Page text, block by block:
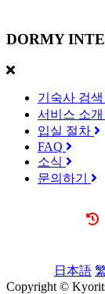
DORMY
기숙사 검색
서비스 소개
입실 절차
FAQ
소식
문의하기
日本語
Copyright ©